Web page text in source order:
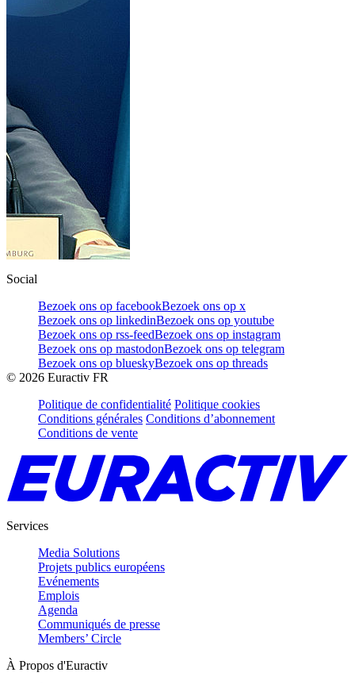
Social
Bezoek ons op facebookBezoek ons op x
Bezoek ons op linkedinBezoek ons op youtube
Bezoek ons op rss-feedBezoek ons op instagram
Bezoek ons op mastodonBezoek ons op telegram
Bezoek ons op blueskyBezoek ons op threads
© 2026 Euractiv FR
Politique de confidentialité Politique cookies
Conditions générales Conditions d’abonnement
Conditions de vente
Services
Media Solutions
Projets publics européens
Evénements
Emplois
Agenda
Communiqués de presse
Members’ Circle
À Propos d'Euractiv